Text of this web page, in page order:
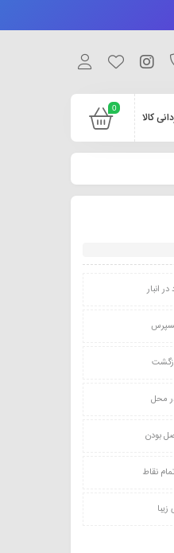
0
کالا
انبار
محل
بودن
نقاط